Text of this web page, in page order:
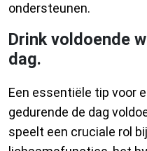
ondersteunen.
Drink voldoende
dag.
Een essentiële tip voor
gedurende de dag
speelt een cruciale rol